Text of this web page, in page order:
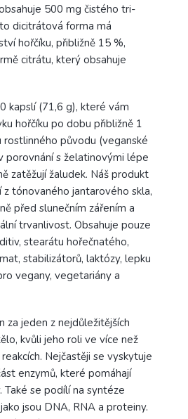
500 mg čistého tri-
dicitrátová forma má
hořčíku, přibližně 15 %,
citrátu, který obsahuje
kapslí (71,6 g), které vám
hořčíku po dobu přibližně 1
rostlinného původu (veganské
porovnání s želatinovými lépe
zatěžují žaludek. Náš produkt
tónovaného jantarového skla,
před slunečním zářením a
trvanlivost. Obsahuje pouze
stearátu hořečnatého,
stabilizátorů, laktózy, lepku
vegany, vegetariány a
za jeden z nejdůležitějších
kvůli jeho roli ve více než
Nejčastěji se vyskytuje
enzymů, které pomáhají
se podílí na syntéze
jsou DNA, RNA a proteiny.